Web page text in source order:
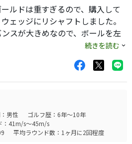
ルドは重すぎるので、購入して
ェッジにリシャフトしました。
スが大きめなので、ボールを左
使い勝手がいいです。
で構え易く感じます。
ています。バンカーは主に５４
が効いてうまく脱出できます。
、ショットでは、形状がアイア
らないのでイメージが出ます。
能も悪くないです。
ローチでは、バンスが邪魔をし
続きを読む
男性
ゴルフ歴：6年～10年
：41m/s～45m/s
平均ラウンド数：1ヶ月に2回程度